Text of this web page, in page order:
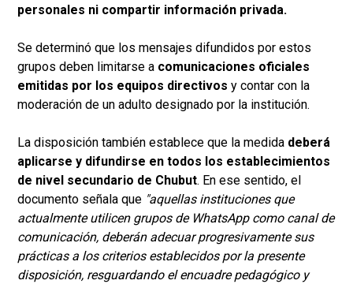
personales ni compartir información privada.
Se determinó que los mensajes difundidos por estos
grupos deben limitarse a comunicaciones oficiales
emitidas por los equipos directivos y contar con la
moderación de un adulto designado por la institución.
La disposición también establece que la medida deberá
aplicarse y difundirse en todos los establecimientos
de nivel secundario de Chubut. En ese sentido, el
documento señala que "aquellas instituciones que
actualmente utilicen grupos de WhatsApp como canal de
comunicación, deberán adecuar progresivamente sus
prácticas a los criterios establecidos por la presente
disposición, resguardando el encuadre pedagógico y